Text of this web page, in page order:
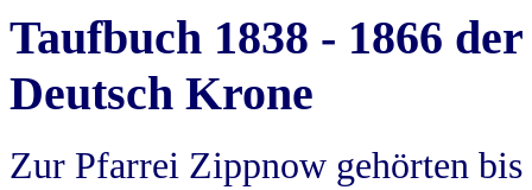
Taufbuch 1838 - 1866
Deutsch Krone
Zur Pfarrei Zippnow gehörten